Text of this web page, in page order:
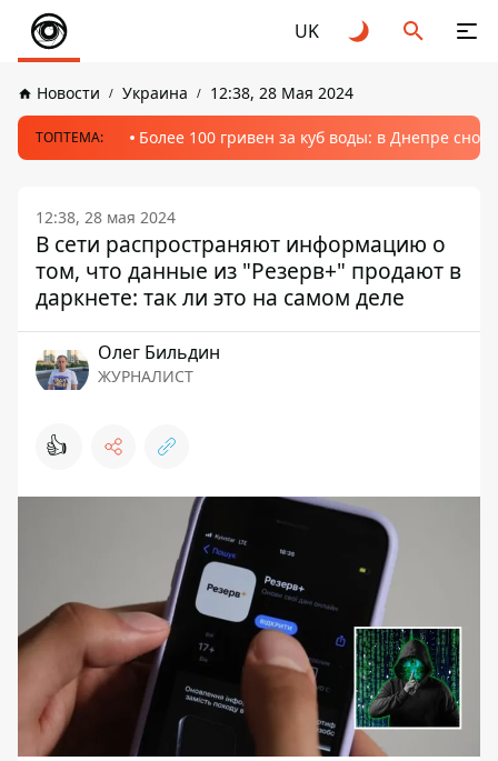
UK
Новости Украина 12:38, 28 Мая 2024
ТОПТЕМА: Более 100 гривен за куб воды: в Днепре
12:38, 28 мая 2024
В сети распространяют информацию о
том, что данные из "Резерв+" продают в
даркнете: так ли это на самом деле
Олег Бильдин
ЖУРНАЛИСТ
👍